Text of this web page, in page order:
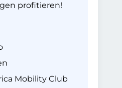
profitieren!
Mobility Club